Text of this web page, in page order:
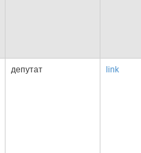
депутат link